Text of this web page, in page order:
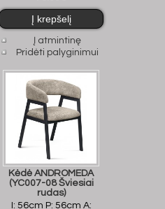
Į atmintinę
Pridėti palyginimui
Kėdė ANDROMEDA
(YC007-08 Šviesiai
rudas)
I: 56cm P: 56cm A: